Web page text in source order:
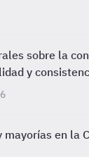
sobre la
y
mayorías en la